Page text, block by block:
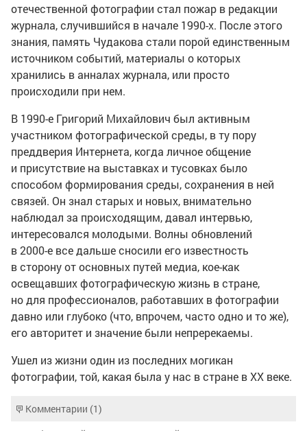
отечественной фотографии стал пожар в редакции
журнала, случившийся в начале 1990-х. После этого
знания, память Чудакова стали порой единственным
источником событий, материалы о которых
хранились в анналах журнала, или просто
происходили при нем.
В 1990-е Григорий Михайлович был активным
участником фотографической среды, в ту пору
преддверия Интернета, когда личное общение
и присутствие на выставках и тусовках было
способом формирования среды, сохранения в ней
связей. Он знал старых и новых, внимательно
наблюдал за происходящим, давал интервью,
интересовался молодыми. Волны обновлений
в2000-е все дальше сносили его известность
в сторону от основных путей медиа, кое-как
освещавших фотографическую жизнь в стране,
но для профессионалов, работавших в фотографии
давно или глубоко (что, впрочем, часто одно и то же),
его авторитет и значение были непререкаемы.
Ушел из жизни один из последних могикан
фотографии, той, какая была у нас в стране в ХХ веке.
Комментарии (1)